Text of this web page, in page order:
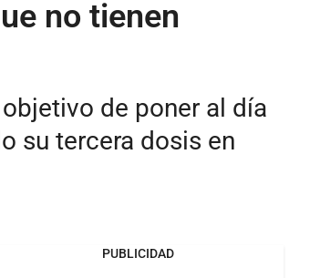
no tienen
de poner al día
su tercera dosis en
PUBLICIDAD